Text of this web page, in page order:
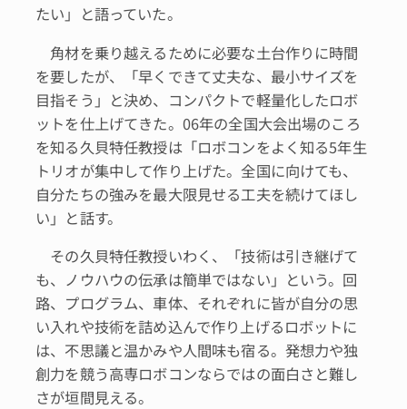
たい」と語っていた。
角材を乗り越えるために必要な土台作りに時間
を要したが、「早くできて丈夫な、最小サイズを
目指そう」と決め、コンパクトで軽量化したロボ
ットを仕上げてきた。06年の全国大会出場のころ
を知る久貝特任教授は「ロボコンをよく知る5年生
トリオが集中して作り上げた。全国に向けても、
自分たちの強みを最大限見せる工夫を続けてほし
い」と話す。
その久貝特任教授いわく、「技術は引き継げて
も、ノウハウの伝承は簡単ではない」という。回
路、プログラム、車体、それぞれに皆が自分の思
い入れや技術を詰め込んで作り上げるロボットに
は、不思議と温かみや人間味も宿る。発想力や独
創力を競う高専ロボコンならではの面白さと難し
さが垣間見える。